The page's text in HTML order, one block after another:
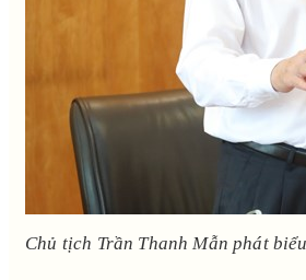
Chủ tịch Trần Thanh Mẫn phát